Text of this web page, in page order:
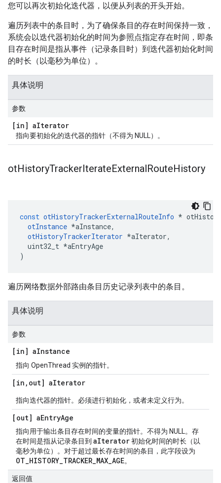
您可以再次初始化迭代器，以便从列表的开头开始。
遍历列表中的条目时，为了确保条目的存在时间保持一致，
系统会以迭代器初始化的时间为参照点指定存在时间，即条
目存在时间是指从事件（记录条目时）到迭代器初始化时间
的时长（以毫秒为单位）。
具体说明
参数
[in] aIterator
指向要初始化的迭代器的指针（不得为 NULL）。
otHistoryTrackerIterateExternalRouteHistory
const otHistoryTrackerExternalRouteInfo *
otInstance *aInstance,
otHistoryTrackerIterator *aIterator,
uint32_t *aEntryAge
)
遍历网络数据外部路由条目历史记录列表中的条目。
具体说明
参数
[in] aInstance
指向 OpenThread 实例的指针。
[in , out] aIterator
指向迭代器的指针。必须进行初始化，或者未定义行为。
[out] aEntryAge
指向用于输出条目存在时间的变量的指针。不得为 NULL。存
在时间是指从记录条目到 aIterator初始化时间的时长（以
毫秒为单位）。对于超过最长存在时间的条目，此字段设为
OT_HISTORY_TRACKER_MAX_AGE。
返回值